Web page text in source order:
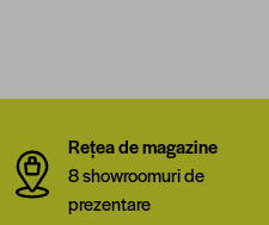
Rețea de magazine
8 showroomuri de
prezentare